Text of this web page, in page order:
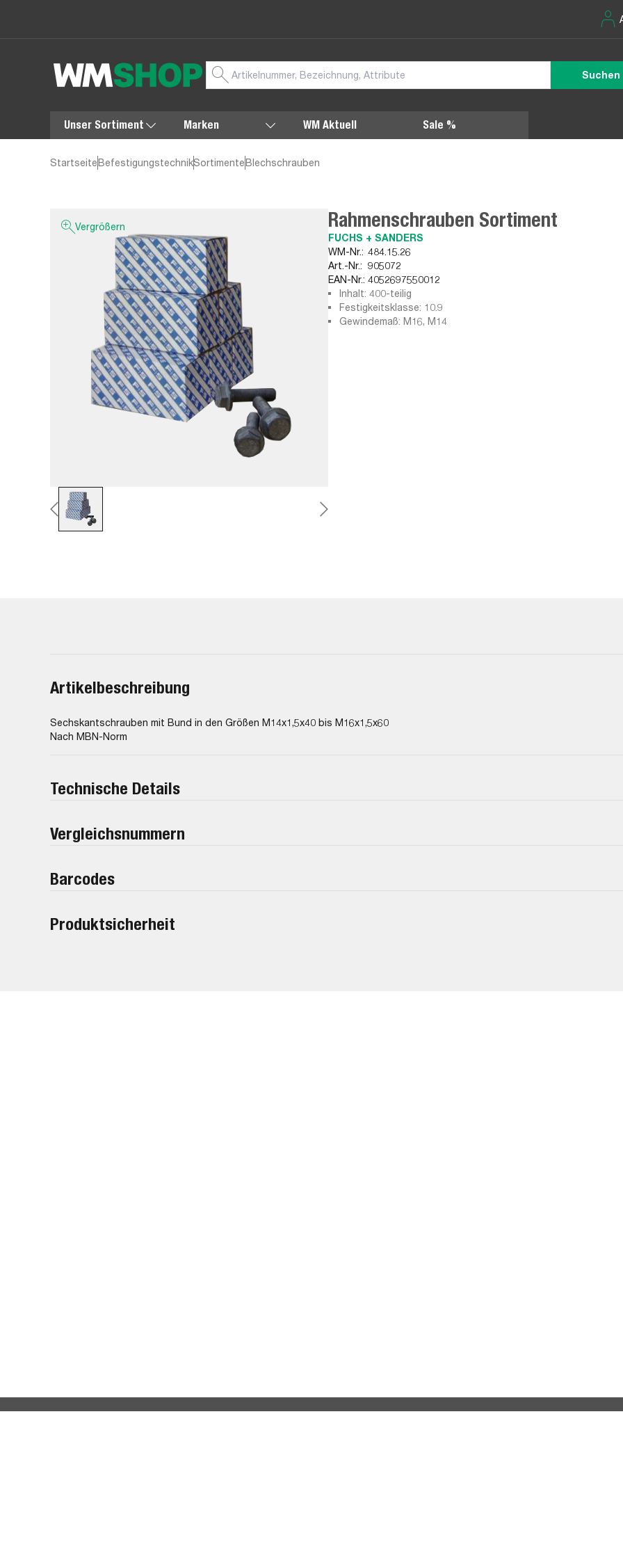
Suchen
Unser Sortiment Marken WM Aktuell Sale %
StartseiteBefestigungstechnikSortimenteBlechschrauben
Vergrößern Rahmenschrauben Sortiment
FUCHS + SANDERS
WM-Nr.: 484.15.26
Art.-Nr.: 905072
EAN-Nr.: 4052697550012
Inhalt: 400-teilig
Festigkeitsklasse: 10.9
Gewindemaß: M16, M14
Artikelbeschreibung
Sechskantschrauben mit Bund in den Größen M14x1,5x40 bis M16x1,5x60
Nach MBN-Norm
Technische Details
Vergleichsnummern
Barcodes
Produktsicherheit